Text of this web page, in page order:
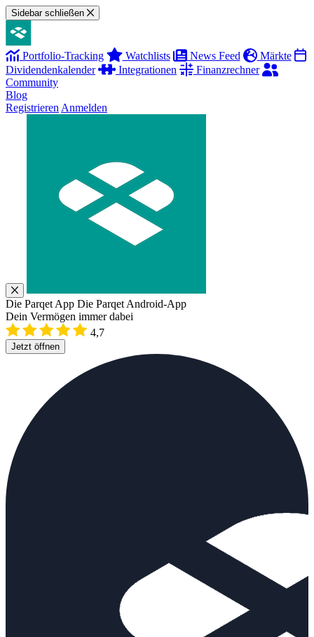
Sidebar schließen
Portfolio-Tracking Watchlists News Feed
Märkte
Dividendenkalender
Integrationen
Finanzrechner
Community
Blog
Registrieren Anmelden
Die Parqet App Die Parqet Android-App
Dein Vermögen immer dabei
4,7
Jetzt öffnen